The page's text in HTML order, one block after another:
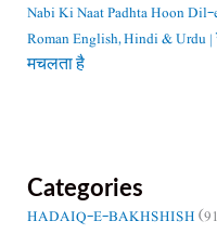
Nabi Ki Naat Padhta Hoon
Roman English, Hindi & Urdu
मचलता है
Categories
HADAIQ-E-BAKHSHISH